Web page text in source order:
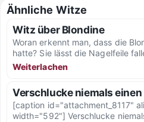
Ähnliche Witze
Witz über Blondine
Woran erkennt man, dass die
hatte? Sie lässt die Nagelfeile
Weiterlachen
Verschlucke niemals
[caption id="attachment_8117"
width="592"] Verschlucke